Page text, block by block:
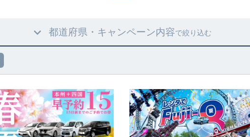
都道府県・キャンペーン内容で絞り込む